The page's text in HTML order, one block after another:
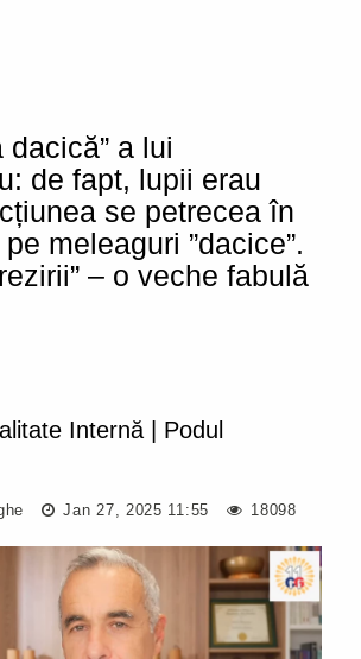
dacică” a lui
de fapt, lupii erau
se petrecea în
meleaguri ”dacice”.
– o veche fabulă
Internă
Podul
Jan 27, 2025 11:55 18098